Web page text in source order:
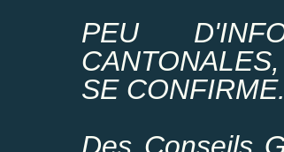
PEU
SE CONFIRME.
Des Conseils